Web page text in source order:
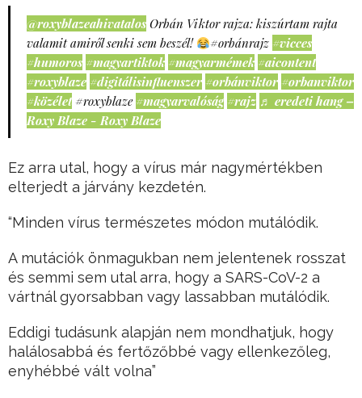
@roxyblazeahivatalos Orbán Viktor rajza: kiszúrtam rajta
valamit amiről senki sem beszél!
#orbánrajz #vicces
#humoros #magyartiktok #magyarmémek #aicontent
#roxyblaze #digitálisinfluenszer #orbánviktor #orbanviktor
#közélet #roxyblaze #magyarvalóság #rajz ♬ eredeti hang –
Roxy Blaze - Roxy Blaze
Ez arra utal, hogy a vírus már nagymértékben
elterjedt a járvány kezdetén.
“Minden vírus természetes módon mutálódik.
A mutációk önmagukban nem jelentenek rosszat
és semmi sem utal arra, hogy a SARS-CoV-2 a
vártnál gyorsabban vagy lassabban mutálódik.
Eddigi tudásunk alapján nem mondhatjuk, hogy
halálosabbá és fertőzőbbé vagy ellenkezőleg,
enyhébbé vált volna”